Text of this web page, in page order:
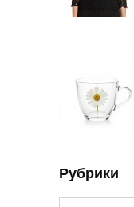
Рубрики